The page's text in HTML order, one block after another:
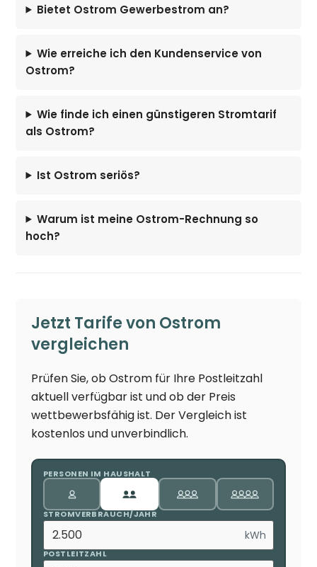
Bietet Ostrom Gewerbestrom an?
Wie erreiche ich den Kundenservice von
Ostrom?
Wie finde ich einen günstigeren Stromtarif
als Ostrom?
Ist Ostrom seriös?
Warum ist meine Ostrom-Rechnung so
hoch?
Jetzt Tarife von Ostrom
vergleichen
Prüfen Sie, ob Ostrom für Ihre Postleitzahl
aktuell verfügbar ist und ob der Preis
wettbewerbsfähig ist. Der Vergleich ist
kostenlos und unverbindlich.
PERSONEN IM HAUSHALT
STROMVERBRAUCH/JAHR
kWh
POSTLEITZAHL